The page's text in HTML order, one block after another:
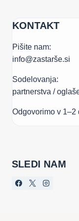
KONTAKT
Pišite nam:
info@zastarše.si
Sodelovanja:
partnerstva /
Odgovorimo v 1–2
SLEDI NAM